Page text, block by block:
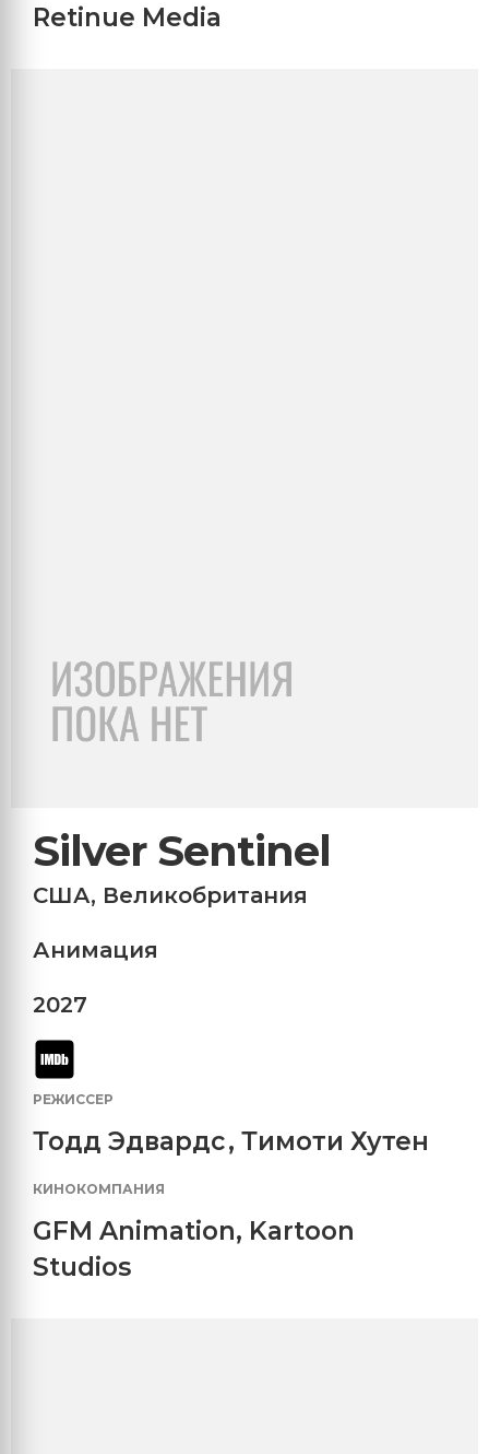
Retinue Media
Silver Sentinel
США, Великобритания
Анимация
2027
РЕЖИССЕР
Тодд Эдвардс, Тимоти Хутен
КИНОКОМПАНИЯ
GFM Animation, Kartoon
Studios